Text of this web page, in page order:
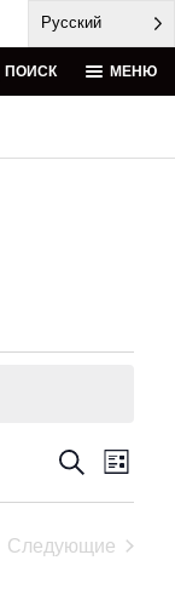
Русский
ПОИСК МЕНЮ
События
просмотр
Поиск
по
Список
Следующие